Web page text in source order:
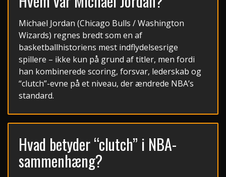
Michael Jordan (Chicago Bulls / Washington
Wizards) regnes bredt som en af
basketballhistoriens mest indflydelsesrige
spillere – ikke kun på grund af titler, men fordi
han kombinerede scoring, forsvar, lederskab og
“clutch”-evne på et niveau, der ændrede NBA’s
standard.
Hvad betyder “clutch” i NBA-
sammenhæng?